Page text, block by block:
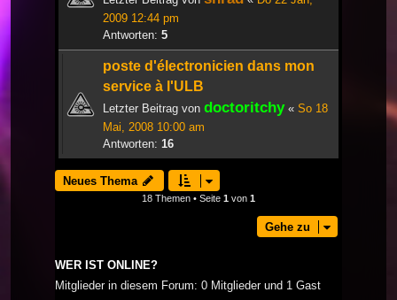
2009 12:44 pm
Antworten: 5
poste d'électronicien dans mon
service à l'ULB
Letzter Beitrag von doctoritchy« So 18
Mai, 2008 10:00 am
Antworten: 16
Neues Thema
18 Themen • Seite 1 von 1
Gehe zu
WER IST ONLINE?
Mitglieder in diesem Forum: 0 Mitglieder und 1 Gast